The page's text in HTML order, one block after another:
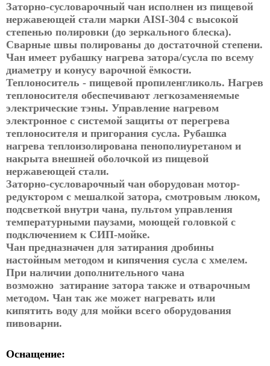
Заторно-сусловарочный чан исполнен из пищевой
нержавеющей стали марки AISI-304 с высокой
степенью полировки (до зеркального блеска).
Сварные швы полированы до достаточной степени.
Чан имеет рубашку нагрева затора/сусла по всему
диаметру и конусу варочной ёмкости.
Теплоноситель - пищевой пропиленгликоль. Нагрев
теплоносителя обеспечивают легкозаменяемые
электрические тэны. Управление нагревом
электронное с системой защиты от перегрева
теплоносителя и пригорания сусла. Рубашка
нагрева теплоизолирована пенополиуретаном и
накрыта внешней оболочкой из пищевой
нержавеющей стали.
Заторно-сусловарочный чан оборудован мотор-
редуктором с мешалкой затора, смотровым люком,
подсветкой внутри чана, пультом управления
температурными паузами, моющей головкой с
подключением к СИП-мойке.
Чан предназначен для затирания дробины
настойным методом и кипячения сусла с хмелем.
При наличии дополнительного чана
возможно затирание затора также и отварочным
методом. Чан так же может нагревать или
кипятить воду для мойки всего оборудования
пивоварни.
Оснащение: